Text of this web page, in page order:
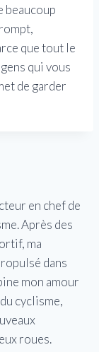
beaucoup
que tout le
qui vous
de garder
en chef de
Après des
ma
dans
mon amour
cyclisme,
roues.